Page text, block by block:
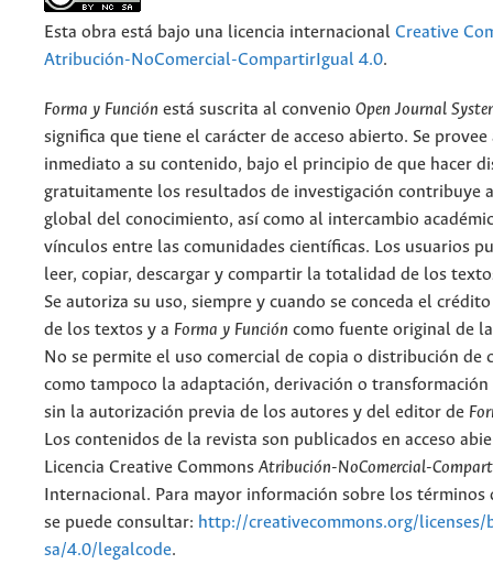
Esta obra está bajo una licencia internacional Creative
Atribución-NoComercial-CompartirIgual 4.0.
Forma y Función está suscrita al convenio Open Journal
significa que tiene el carácter de acceso abierto. Se provee
inmediato a su contenido, bajo el principio de que hacer
gratuitamente los resultados de investigación contribuye
global del conocimiento, así como al intercambio
vínculos entre las comunidades científicas. Los usuarios
leer, copiar, descargar y compartir la totalidad de los
Se autoriza su uso, siempre y cuando se conceda el
de los textos y a Forma y Función como fuente original de
No se permite el uso comercial de copia o distribución de
como tampoco la adaptación, derivación o transformación
sin la autorización previa de los autores y del editor de
Los contenidos de la revista son publicados en acceso
Licencia Creative Commons Atribución-NoComercial-
Internacional. Para mayor información sobre los términos
se puede consultar: http://creativecommons.org/licenses/
sa/4.0/legalcode.